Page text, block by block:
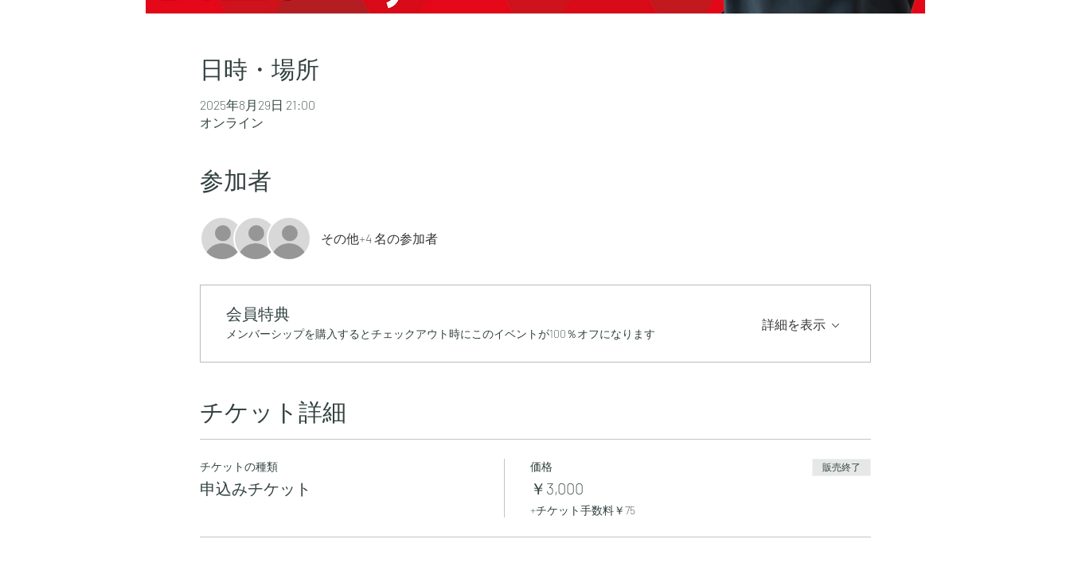
日時・場所
2025年8月29日 21:00
オンライン
参加者
その他+4 名の参加者
会員特典
メンバーシップを購入するとチェックアウト時にこのイベントが100％オフになります
詳細を表示
チケット詳細
チケットの種類
申込みチケット
価格
￥3,000
+チケット手数料￥75
販売終了